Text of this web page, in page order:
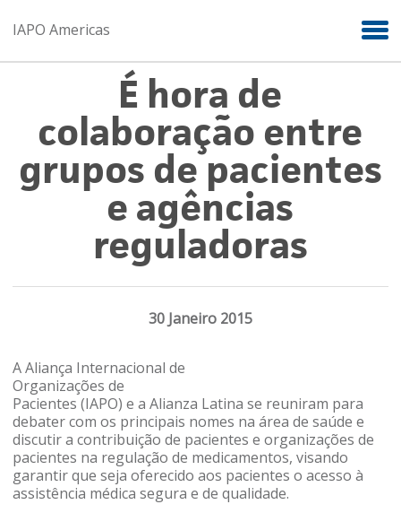
IAPO Americas
É hora de
colaboração entre
grupos de pacientes
e agências
reguladoras
30 Janeiro 2015
A Aliança Internacional de
Organizações de
Pacientes (IAPO) e a Alianza Latina se reuniram para
debater com os principais nomes na área de saúde e
discutir a contribuição de pacientes e organizações de
pacientes na regulação de medicamentos, visando
garantir que seja oferecido aos pacientes o acesso à
assistência médica segura e de qualidade.